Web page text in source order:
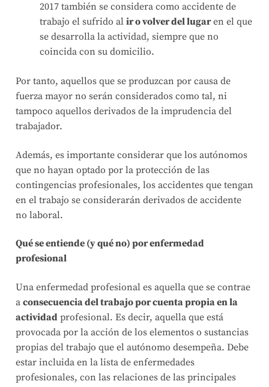
2017 también se considera como accidente de
trabajo el sufrido al ir o volver del lugaren el que
se desarrolla la actividad, siempre que no
coincida con su domicilio.
Por tanto, aquellos que se produzcan por causa de
fuerza mayor no serán considerados como tal, ni
tampoco aquellos derivados de la imprudencia del
trabajador.
Además, es importante considerar que los autónomos
que no hayan optado por la protección de las
contingencias profesionales, los accidentes que tengan
en el trabajo se considerarán derivados de accidente
no laboral.
Qué se entiende (y qué no) por enfermedad
profesional
Una enfermedad profesional es aquella que se contrae
a consecuencia del trabajo por cuenta propia en la
actividad profesional. Es decir, aquella que está
provocada por la acción de los elementos o sustancias
propias del trabajo que el autónomo desempeña. Debe
estar incluida en la lista de enfermedades
profesionales, con las relaciones de las principales